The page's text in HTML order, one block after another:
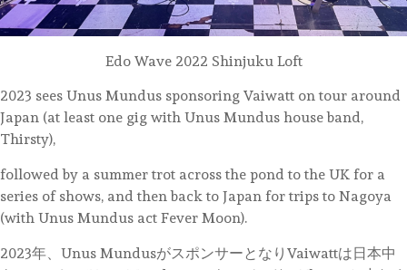
Edo Wave 2022 Shinjuku Loft
2023 sees Unus Mundus sponsoring Vaiwatt on tour around
Japan (at least one gig with Unus Mundus house band,
Thirsty),
followed by a summer trot across the pond to the UK for a
series of shows, and then back to Japan for trips to Nagoya
(with Unus Mundus act Fever Moon).
2023年、Unus MundusがスポンサーとなりVaiwattは日本中